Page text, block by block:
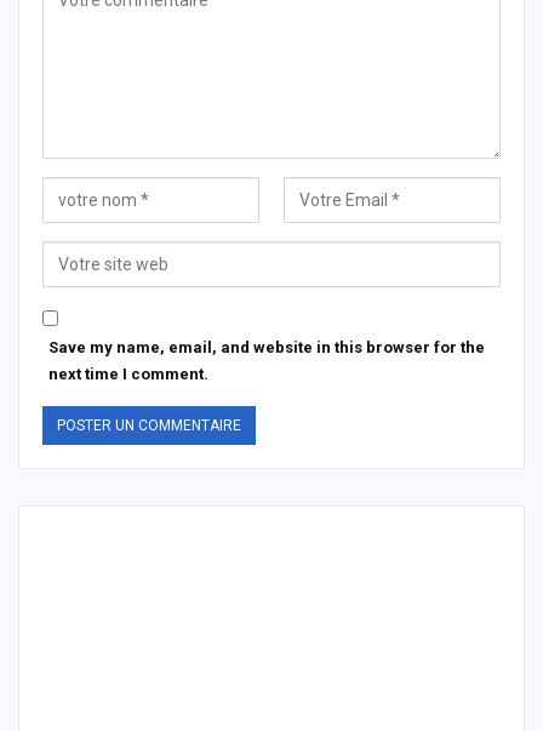
Save my name, email, and website in this browser for the
next time I comment.